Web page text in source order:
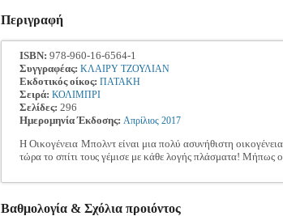
Περιγραφή
ISBN: 978-960-16-6564-1
Συγγραφέας: ΚΛΑΙΡΥ ΤΖΟΥΛΙΑΝ
Εκδοτικός οίκος: ΠΑΤΑΚΗ
Σειρά: ΚΟΛΙΜΠΡΙ
Σελίδες: 296
Ημερομηνία Έκδοσης: Απρίλιος 2017
Η Οικογένεια Μπολντ είναι μια πολύ ασυνήθιστη
τώρα το σπίτι τους γέμισε με κάθε λογής πλάσματα! Μήπως
Βαθμολογία & Σχόλια προιόντος